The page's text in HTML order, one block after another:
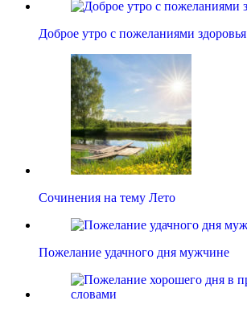
Доброе утро с пожеланиями здоровья
Сочинения на тему Лето
Пожелание удачного дня мужчине